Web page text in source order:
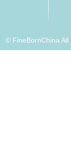
© FineBornChina